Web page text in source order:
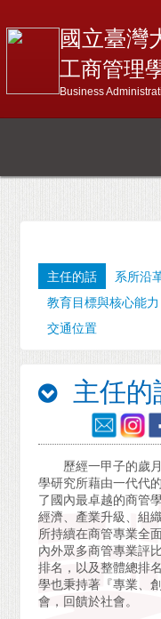
國立臺灣
工商管理
Business
主任的話 系所沿
教育目標與核心能力
交通位置
主任的
歷經一甲子的歲月
學研究所藉由一代代
了國內最卓越的商管
經濟、產業升級、組
所持續在商管專業全
內外眾多商管專業評
排名，以及整體總排
學也秉持著『專業、
會，回饋於社會。